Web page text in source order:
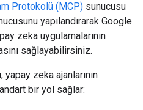
Protokolü (MCP) sunucusu
yapılandırarak Google
zeka uygulamalarının
sağlayabilirsiniz.
zeka ajanlarının
bir yol sağlar: